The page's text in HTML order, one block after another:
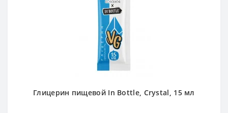
Глицерин пищевой In Bottle, Crystal, 15 мл